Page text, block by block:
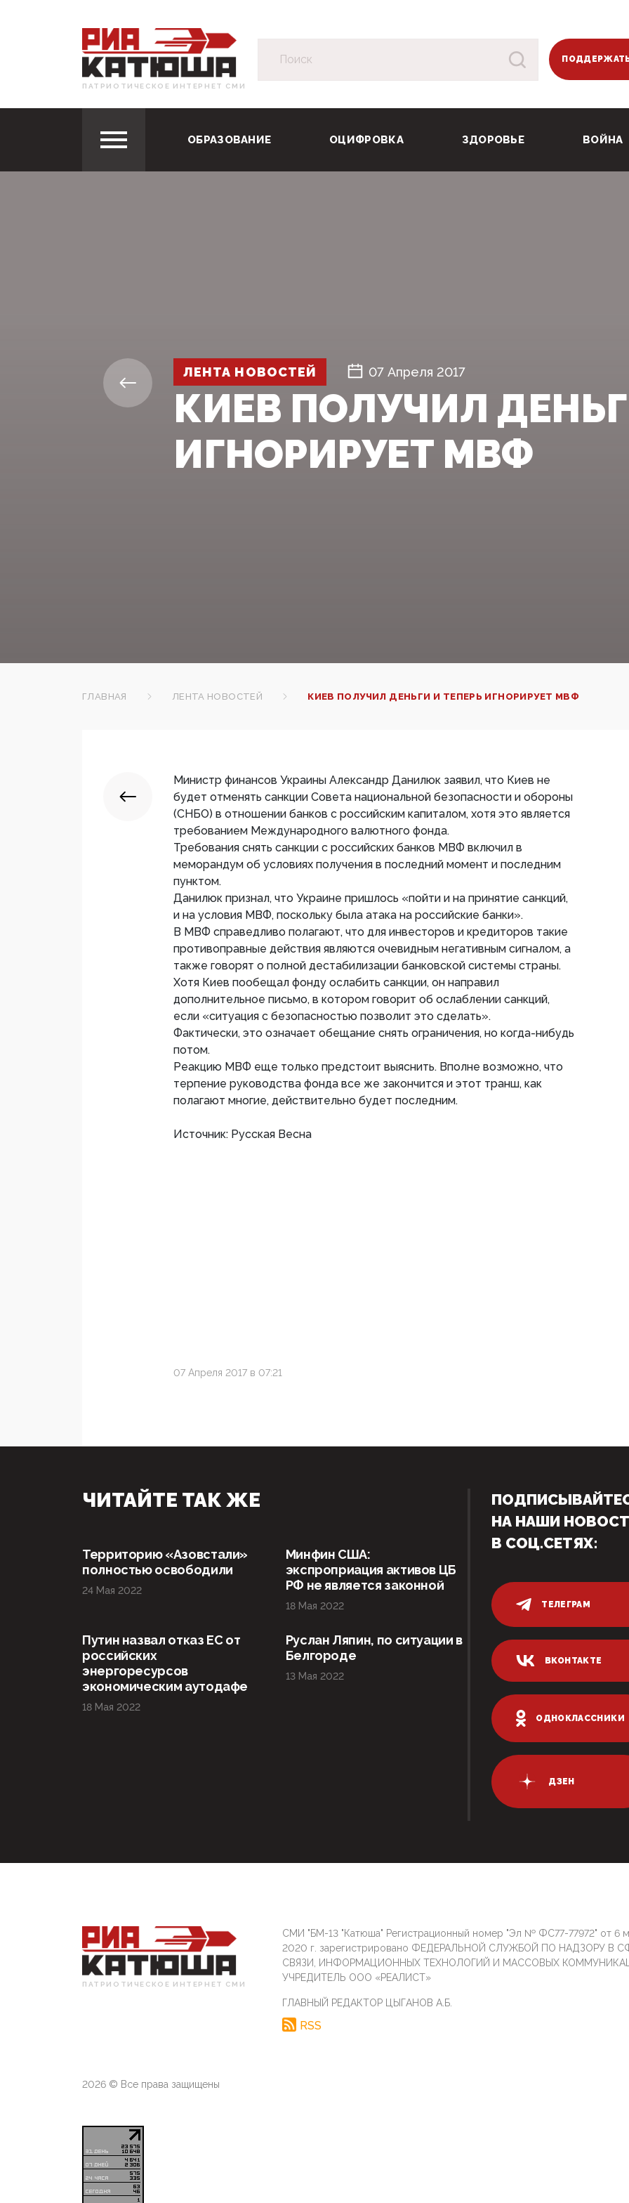
ПАТРИОТИЧЕСКОЕ ИНТЕРНЕТ СМИ
ОБРАЗОВАНИЕ ОЦИФРОВКА ЗДОРОВЬЕ ВОЙНА
ЛЕНТА НОВОСТЕЙ 07 Апреля 2017
КИЕВ ПОЛУЧИЛ
ИГНОРИРУЕТ МВФ
ГЛАВНАЯ ЛЕНТА НОВОСТЕЙ КИЕВ ПОЛУЧИЛ ДЕНЬГИ И ТЕПЕРЬ ИГНОРИРУЕТ МВФ
Министр финансов Украины Александр Данилюк заявил, что Киев не
будет отменять санкции Совета национальной безопасности и обороны
(СНБО) в отношении банков с российским капиталом, хотя это является
требованием Международного валютного фонда.
Требования снять санкции с российских банков МВФ включил в
меморандум об условиях получения в последний момент и последним
пунктом.
Данилюк признал, что Украине пришлось «пойти и на принятие санкций,
и на условия МВФ, поскольку была атака на российские банки».
В МВФ справедливо полагают, что для инвесторов и кредиторов такие
противоправные действия являются очевидным негативным сигналом, а
также говорят о полной дестабилизации банковской системы страны.
Хотя Киев пообещал фонду ослабить санкции, он направил
дополнительное письмо, в котором говорит об ослаблении санкций,
если «ситуация с безопасностью позволит это сделать».
Фактически, это означает обещание снять ограничения, но когда-нибудь
потом.
Реакцию МВФ еще только предстоит выяснить. Вполне возможно, что
терпение руководства фонда все же закончится и этот транш, как
полагают многие, действительно будет последним.
Источник: Русская Весна
07 Апреля 2017 в 07:21
ЧИТАЙТЕ ТАК ЖЕ
Территорию «Азовстали»
полностью освободили
24 Мая 2022
Минфин США:
экспроприация активов ЦБ
РФ не является законной
18 Мая 2022
Путин назвал отказ ЕС от
российских
энергоресурсов
экономическим аутодафе
18 Мая 2022
Руслан Ляпин, по ситуации в
Белгороде
13 Мая 2022
НА НАШИ
В СОЦ.СЕТЯХ:
ТЕЛЕГРАМ
ВКОНТАКТЕ
ОДНОКЛАССНИКИ
ДЗЕН
ПАТРИОТИЧЕСКОЕ ИНТЕРНЕТ СМИ
СМИ "БМ-13 "Катюша" Регистрационный номер "Эл № ФС77-77972" от 6
2020 г. зарегистрировано ФЕДЕРАЛЬНОЙ СЛУЖБОЙ ПО НАДЗОРУ В
СВЯЗИ, ИНФОРМАЦИОННЫХ ТЕХНОЛОГИЙ И МАССОВЫХ
УЧРЕДИТЕЛЬ ООО «РЕАЛИСТ»
ГЛАВНЫЙ РЕДАКТОР ЦЫГАНОВ А.Б.
RSS
2026 © Все права защищены